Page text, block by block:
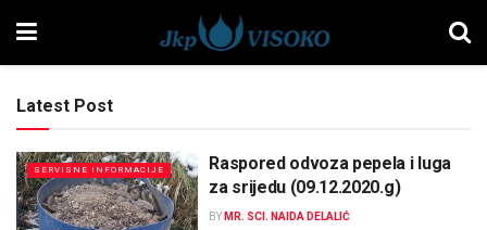
Latest Post
SERVISNE INFORMACIJE
Raspored odvoza pepela i luga
za srijedu (09.12.2020.g)
BY MR. SCI. NAIDA DELALIĆ